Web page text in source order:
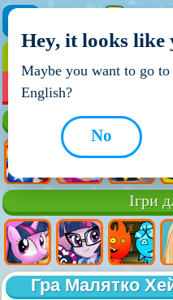
НОВІ ІГРИ
Ігри
Гра Малятко
Hey, it looks like
Maybe you want to go to
English?
No